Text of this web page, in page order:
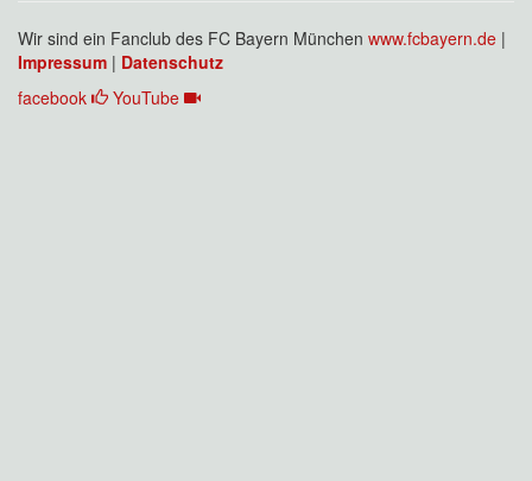
Wir sind ein Fanclub des FC Bayern München www.fcbayern.de |
Impressum | Datenschutz
facebook
YouTube